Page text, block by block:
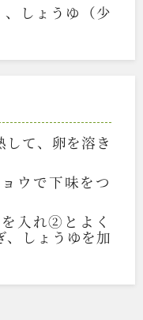
しょうゆ（少
して、卵を溶き
ウで下味をつ
入れ②とよく
、しょうゆを加